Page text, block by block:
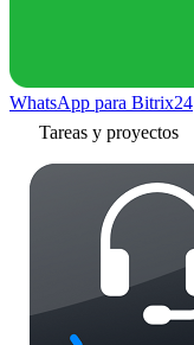
WhatsApp para Bitrix24
Tareas y proyectos